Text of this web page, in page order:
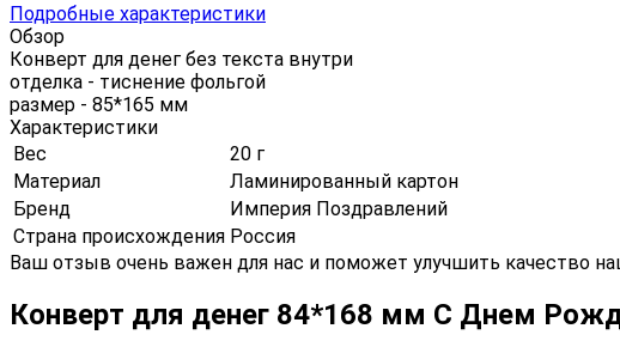
Подробные характеристики
Обзор
Конверт для денег без текста внутри
отделка - тиснение фольгой
размер - 85*165 мм
Характеристики
Вес
20 г
Материал
Ламинированный картон
Бренд
Империя Поздравлений
Страна происхождения Россия
Ваш отзыв очень важен для нас и поможет улучшить качество
Конверт для денег 84*168 мм С Днем